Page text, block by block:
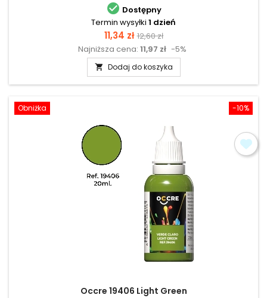
 Dostępny
Termin wysyłki 1 dzień
Cena
11,34 zł Cena
podstawowa
12,60 zł
Najniższa cena: 11,97 zł -5%
 Dodaj do koszyka
-10%
Obniżka
Occre 19406 Light Green